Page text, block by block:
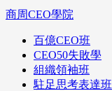
商周CEO學院
百億CEO班
CEO50失敗學
組織領袖班
駐足思考表達班